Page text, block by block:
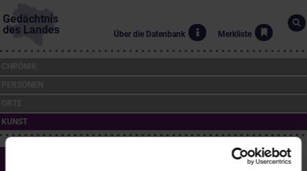
Gedächtnis
des Landes
Über die Datenbank Merkliste
KUNST